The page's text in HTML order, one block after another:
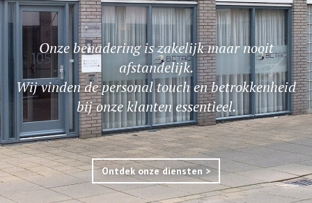
Onze benadering is zakelijk maar nooit
afstandelijk.
Wij vinden de personal touch en betrokkenheid
bij onze klanten essentieel.
Ontdek onze diensten >